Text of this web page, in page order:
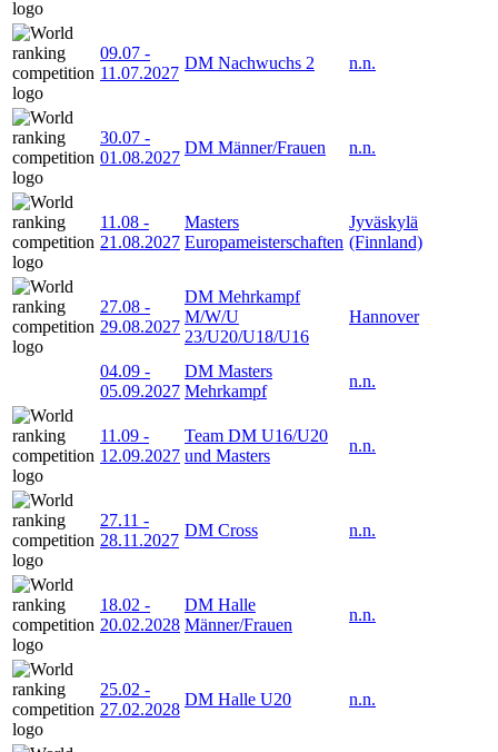
09.07 -
11.07.2027
DM Nachwuchs 2 n.n.
30.07 -
01.08.2027
DM Männer/Frauen n.n.
11.08 -
21.08.2027
Masters
Europameisterschaften
Jyväskylä
(Finnland)
27.08 -
29.08.2027
DM Mehrkampf
M/W/U
23/U20/U18/U16
Hannover
04.09 -
05.09.2027
DM Masters
Mehrkampf
n.n.
11.09 -
12.09.2027
Team DM U16/U20
und Masters
n.n.
27.11 -
28.11.2027
DM Cross n.n.
18.02 -
20.02.2028
DM Halle
Männer/Frauen
n.n.
25.02 -
27.02.2028
DM Halle U20 n.n.